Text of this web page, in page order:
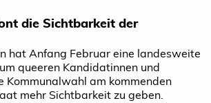
die Sichtbarkeit der
hat Anfang Februar eine landesweite
queeren Kandidatinnen und
Kommunalwahl am kommenden
mehr Sichtbarkeit zu geben.